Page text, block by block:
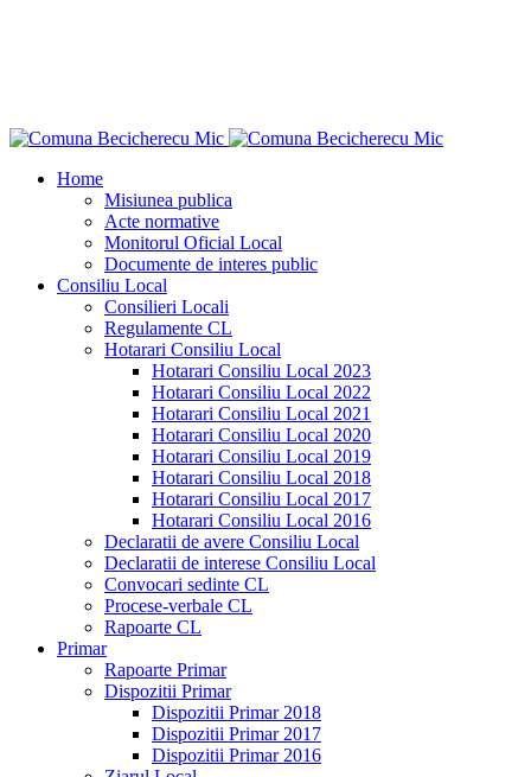
Home
Misiunea publica
Acte normative
Monitorul Oficial Local
Documente de interes public
Consiliu Local
Consilieri Locali
Regulamente CL
Hotarari Consiliu Local
Hotarari Consiliu Local 2023
Hotarari Consiliu Local 2022
Hotarari Consiliu Local 2021
Hotarari Consiliu Local 2020
Hotarari Consiliu Local 2019
Hotarari Consiliu Local 2018
Hotarari Consiliu Local 2017
Hotarari Consiliu Local 2016
Declaratii de avere Consiliu Local
Declaratii de interese Consiliu Local
Convocari sedinte CL
Procese-verbale CL
Rapoarte CL
Primar
Rapoarte Primar
Dispozitii Primar
Dispozitii Primar 2018
Dispozitii Primar 2017
Dispozitii Primar 2016